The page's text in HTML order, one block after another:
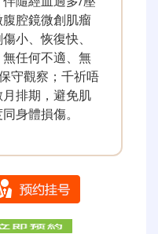
腔鏡微創肌瘤
小、恢復快、
任何不適、無
守觀察；千祈唔
排期，避免肌
身體損傷。